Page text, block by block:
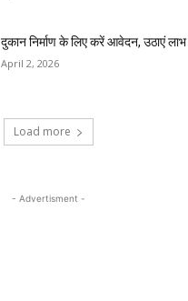
दुकान निर्माण के लिए करें आवेदन, उठाएं लाभ
April 2, 2026
Load more
- Advertisment -